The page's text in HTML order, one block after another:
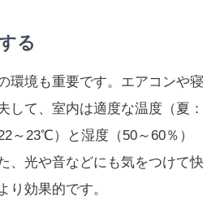
る
環境も重要です。エアコンや寝
して、室内は適度な温度（夏：
～23℃）と湿度（50～60％）
、光や音などにも気をつけて快
り効果的です。